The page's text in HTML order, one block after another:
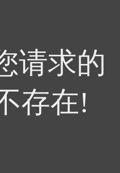
请求的
存在!